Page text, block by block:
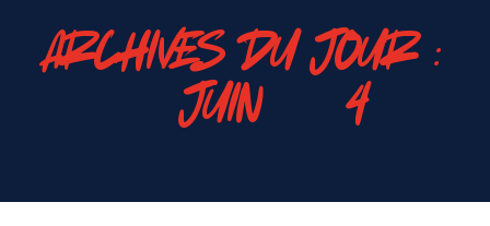
ARCHIVES DU JOUR :
28 JUIN 2024